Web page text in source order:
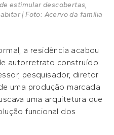
estimular descobertas,
| Foto: Acervo da família
a residência acabou
autorretrato construído
pesquisador, diretor
uma produção marcada
uma arquitetura que
funcional dos